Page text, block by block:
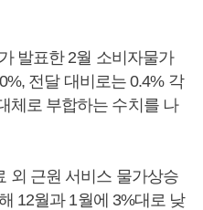
발표한 2월 소비자물가
전달 대비로는 0.4% 각
체로 부합하는 수치를 나
외 근원 서비스 물가상승
12월과 1월에 3%대로 낮